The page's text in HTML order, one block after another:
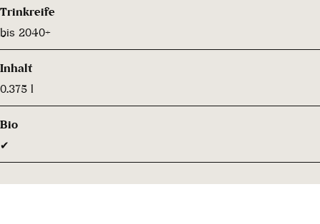
Trinkreife
bis 2040+
Inhalt
0.375 l
Bio
✔